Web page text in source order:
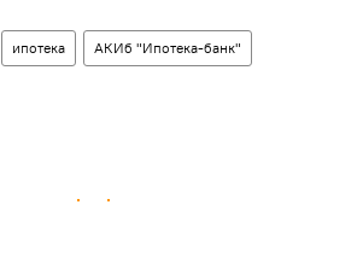
ипотека АКИб "Ипотека-банк"